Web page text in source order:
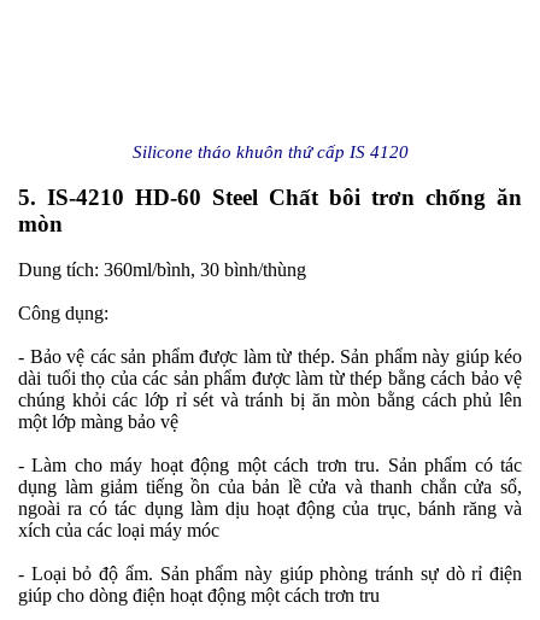
Silicone tháo khuôn thứ cấp IS 4120
5. IS-4210 HD-60 Steel Chất bôi trơn chống ăn
mòn
Dung tích: 360ml/bình, 30 bình/thùng
Công dụng:
- Bảo vệ các sản phẩm được làm từ thép. Sản phẩm này giúp kéo
dài tuổi thọ của các sản phẩm được làm từ thép bằng cách bảo vệ
chúng khỏi các lớp rỉ sét và tránh bị ăn mòn bằng cách phủ lên
một lớp màng bảo vệ
- Làm cho máy hoạt động một cách trơn tru. Sản phẩm có tác
dụng làm giảm tiếng ồn của bản lề cửa và thanh chắn cửa sổ,
ngoài ra có tác dụng làm dịu hoạt động của trục, bánh răng và
xích của các loại máy móc
- Loại bỏ độ ẩm. Sản phẩm này giúp phòng tránh sự dò rỉ điện
giúp cho dòng điện hoạt động một cách trơn tru